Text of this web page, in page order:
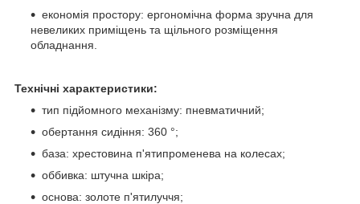
економія простору: ергономічна форма зручна для
невеликих приміщень та щільного розміщення
обладнання.
Технічні характеристики:
тип підйомного механізму: пневматичний;
обертання сидіння: 360 °;
база: хрестовина п'ятипроменева на колесах;
оббивка: штучна шкіра;
основа: золоте п'ятилуччя;